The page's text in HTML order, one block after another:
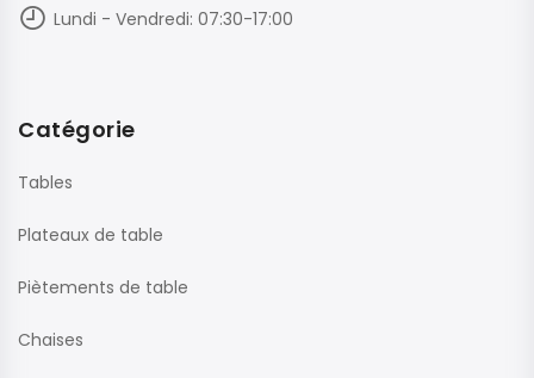
Lundi - Vendredi: 07:30-17:00
Catégorie
Tables
Plateaux de table
Piètements de table
Chaises